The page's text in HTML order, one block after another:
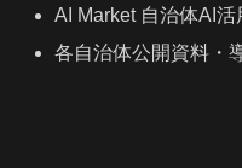
AI Market 自治体AI活
各自治体公開資料・